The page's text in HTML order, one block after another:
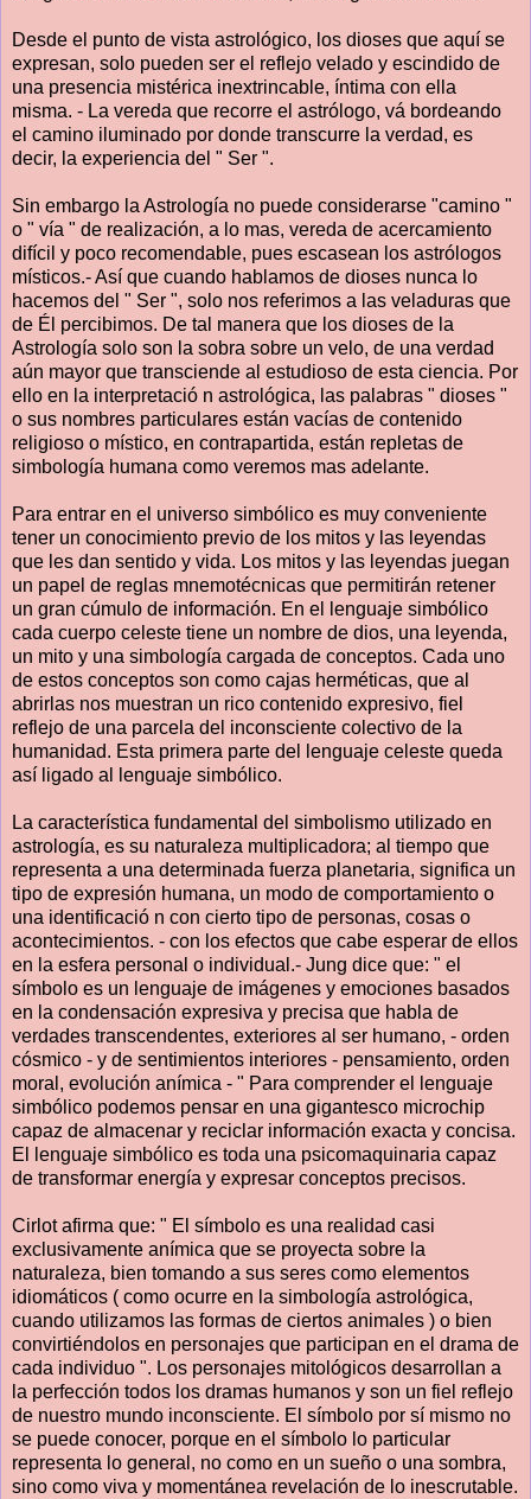
Desde el punto de vista astrológico, los dioses que aquí se
expresan, solo pueden ser el reflejo velado y escindido de
una presencia mistérica inextrincable, íntima con ella
misma. - La vereda que recorre el astrólogo, vá bordeando
el camino iluminado por donde transcurre la verdad, es
decir, la experiencia del " Ser ".
Sin embargo la Astrología no puede considerarse "camino "
o " vía " de realización, a lo mas, vereda de acercamiento
difícil y poco recomendable, pues escasean los astrólogos
místicos.- Así que cuando hablamos de dioses nunca lo
hacemos del " Ser ", solo nos referimos a las veladuras que
de Él percibimos. De tal manera que los dioses de la
Astrología solo son la sobra sobre un velo, de una verdad
aún mayor que transciende al estudioso de esta ciencia. Por
ello en la interpretació n astrológica, las palabras " dioses "
o sus nombres particulares están vacías de contenido
religioso o místico, en contrapartida, están repletas de
simbología humana como veremos mas adelante.
Para entrar en el universo simbólico es muy conveniente
tener un conocimiento previo de los mitos y las leyendas
que les dan sentido y vida. Los mitos y las leyendas juegan
un papel de reglas mnemotécnicas que permitirán retener
un gran cúmulo de información. En el lenguaje simbólico
cada cuerpo celeste tiene un nombre de dios, una leyenda,
un mito y una simbología cargada de conceptos. Cada uno
de estos conceptos son como cajas herméticas, que al
abrirlas nos muestran un rico contenido expresivo, fiel
reflejo de una parcela del inconsciente colectivo de la
humanidad. Esta primera parte del lenguaje celeste queda
así ligado al lenguaje simbólico.
La característica fundamental del simbolismo utilizado en
astrología, es su naturaleza multiplicadora; al tiempo que
representa a una determinada fuerza planetaria, significa un
tipo de expresión humana, un modo de comportamiento o
una identificació n con cierto tipo de personas, cosas o
acontecimientos. - con los efectos que cabe esperar de ellos
en la esfera personal o individual.- Jung dice que: " el
símbolo es un lenguaje de imágenes y emociones basados
en la condensación expresiva y precisa que habla de
verdades transcendentes, exteriores al ser humano, - orden
cósmico - y de sentimientos interiores - pensamiento, orden
moral, evolución anímica - " Para comprender el lenguaje
simbólico podemos pensar en una gigantesco microchip
capaz de almacenar y reciclar información exacta y concisa.
El lenguaje simbólico es toda una psicomaquinaria capaz
de transformar energía y expresar conceptos precisos.
Cirlot afirma que: " El símbolo es una realidad casi
exclusivamente anímica que se proyecta sobre la
naturaleza, bien tomando a sus seres como elementos
idiomáticos ( como ocurre en la simbología astrológica,
cuando utilizamos las formas de ciertos animales ) o bien
convirtiéndolos en personajes que participan en el drama de
cada individuo ". Los personajes mitológicos desarrollan a
la perfección todos los dramas humanos y son un fiel reflejo
de nuestro mundo inconsciente. El símbolo por sí mismo no
se puede conocer, porque en el símbolo lo particular
representa lo general, no como en un sueño o una sombra,
sino como viva y momentánea revelación de lo inescrutable.